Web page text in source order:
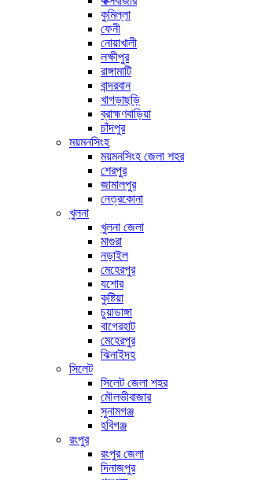
কুমিল্লা
ফেনী
নোয়াখালী
লক্ষীপুর
রাঙ্গামাটি
বান্দরবান
খাগড়াছড়ি
ব্রাহ্মণবাড়িয়া
চাঁদপুর
ময়মনসিংহ
ময়মনসিংহ জেলা শহর
শেরপুর
জামালপুর
নেত্রকোনা
খুলনা
খুলনা জেলা
মাগুরা
নড়াইল
মেহেরপুর
যশোর
কুষ্টিয়া
চুয়াডাঙ্গা
বাগেরহাট
মেহেরপুর
ঝিনাইদহ
সিলেট
সিলেট জেলা শহর
মৌলভীবাজার
সুনামগঞ্জ
হবিগঞ্জ
রংপুর
রংপুর জেলা
দিনাজপুর